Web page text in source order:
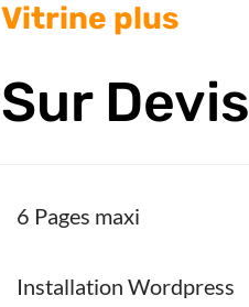
Vitrine plus
Sur Devis
6 Pages maxi
Installation Wordpress